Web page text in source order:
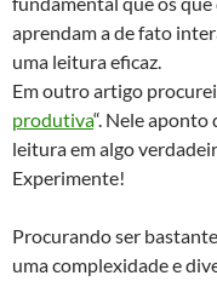
aprendam a de fato
uma leitura eficaz.
Em outro artigo
produtiva“. Nele
leitura em algo
Experimente!
Procurando ser
uma complexidade e